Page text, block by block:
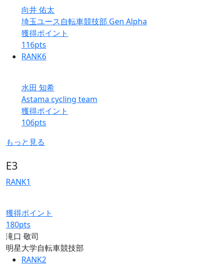
向井 佑太
埼玉ユース自転車競技部 Gen Alpha
獲得ポイント
116pts
RANK6
水田 知希
Astama cycling team
獲得ポイント
106pts
もっと見る
E3
RANK1
獲得ポイント
180pts
滝口 敬司
明星大学自転車競技部
RANK2